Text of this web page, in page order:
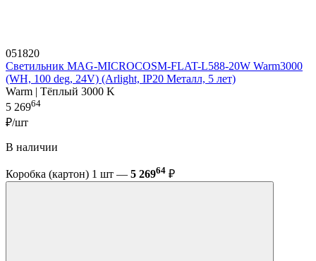
051820
Светильник MAG-MICROCOSM-FLAT-L588-20W Warm3000
(WH, 100 deg, 24V) (Arlight, IP20 Металл, 5 лет)
Warm | Тёплый 3000 K
5 26964
₽/шт
В наличии
Коробка (картон) 1 шт — 5 26964 ₽